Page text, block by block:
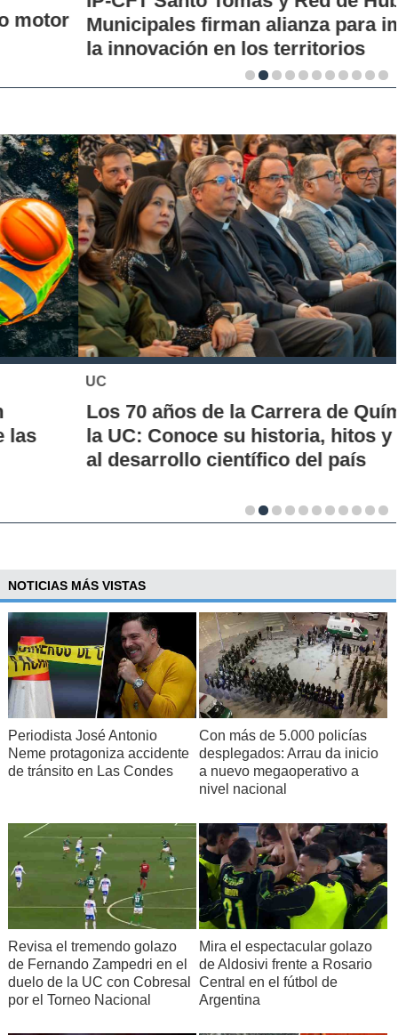
Municipales firman alianza para impulsar
la innovación en los territorios
Los 70 años de la Carrera de Química de
la UC: Conoce su historia, hitos y aporte
al desarrollo científico del país
NOTICIAS MÁS VISTAS
Periodista José Antonio
Neme protagoniza accidente
de tránsito en Las Condes
Con más de 5.000 policías
desplegados: Arrau da inicio
a nuevo megaoperativo a
nivel nacional
Revisa el tremendo golazo
de Fernando Zampedri en el
duelo de la UC con Cobresal
por el Torneo Nacional
Mira el espectacular golazo
de Aldosivi frente a Rosario
Central en el fútbol de
Argentina